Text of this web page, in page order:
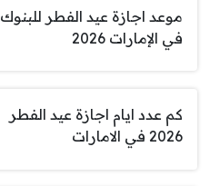
موعد اجازة عيد الفطر للبنوك
في الإمارات 2026
كم عدد ايام اجازة عيد الفطر
2026 في الامارات